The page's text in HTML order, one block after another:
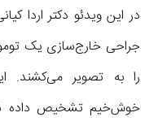
در این ویدئو دکتر اردا
جراحی خارج‌سازی یک
را به تصویر می‌کشند.
خوش‌خیم تشخیص داده